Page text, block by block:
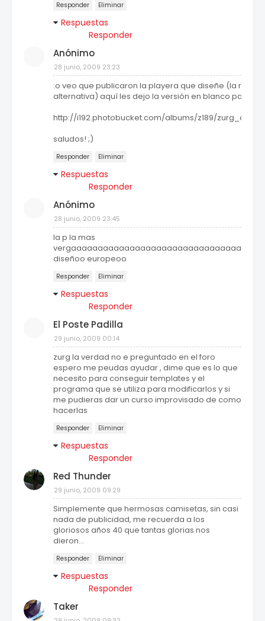
Responder Eliminar
Respuestas
Responder
Anónimo
28 junio, 2009 23:23
:o veo que publicaron la playera que diseñe (la rosa
alternativa) aquí les dejo la versión en blanco para
http://i192.photobucket.com/albums/z189/zurg_cei/
saludos! ;)
Responder Eliminar
Respuestas
Responder
Anónimo
28 junio, 2009 23:45
la p la mas
diseñoo europeoo
Responder Eliminar
Respuestas
Responder
El Poste Padilla
29 junio, 2009 00:14
zurg la verdad no e preguntado en el foro
espero me peudas ayudar , dime que es lo que
necesito para conseguir templates y el
programa que se utiliza para modificarlos y si
me pudieras dar un curso improvisado de como
hacerlas
Responder Eliminar
Respuestas
Responder
Red Thunder
29 junio, 2009 09:29
Simplemente que hermosas camisetas, sin casi
nada de publicidad, me recuerda a los
gloriosos años 40 que tantas glorias nos
dieron...
Responder Eliminar
Respuestas
Responder
Taker